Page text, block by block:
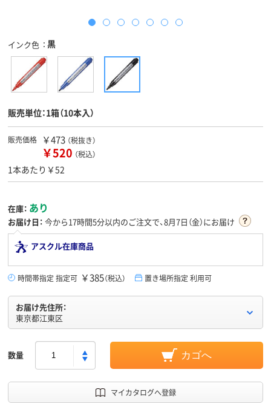
インク色 黒
販売単位：1箱（10本入）
販売価格 ￥473 （税抜き）
￥520 （税込）
1本あたり￥52
在庫： あり
お届け日： 今から17時間5分以内のご注文で、8月7日（金）にお届け
アスクル在庫商品
時間帯指定 指定可 ￥385（税込） 置き場所指定 利用可
お届け先住所：
東京都江東区
数量 カゴへ
マイカタログへ登録